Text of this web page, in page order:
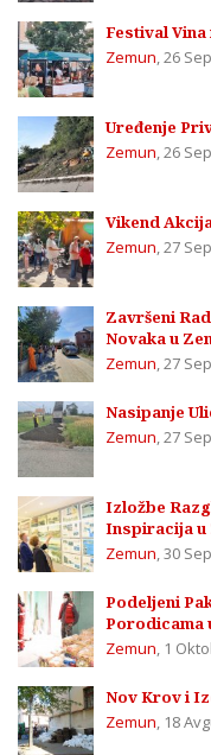
Festival Vina
Zemun,26
Uređenje
Zemun,26
Vikend
Zemun,27
Završeni
Novaka u
Zemun,27
Nasipanje
Zemun,27
Izložbe
Inspiracija u
Zemun,30
Podeljeni
Porodicama
Zemun, 1
Nov Krov i
Zemun, 18